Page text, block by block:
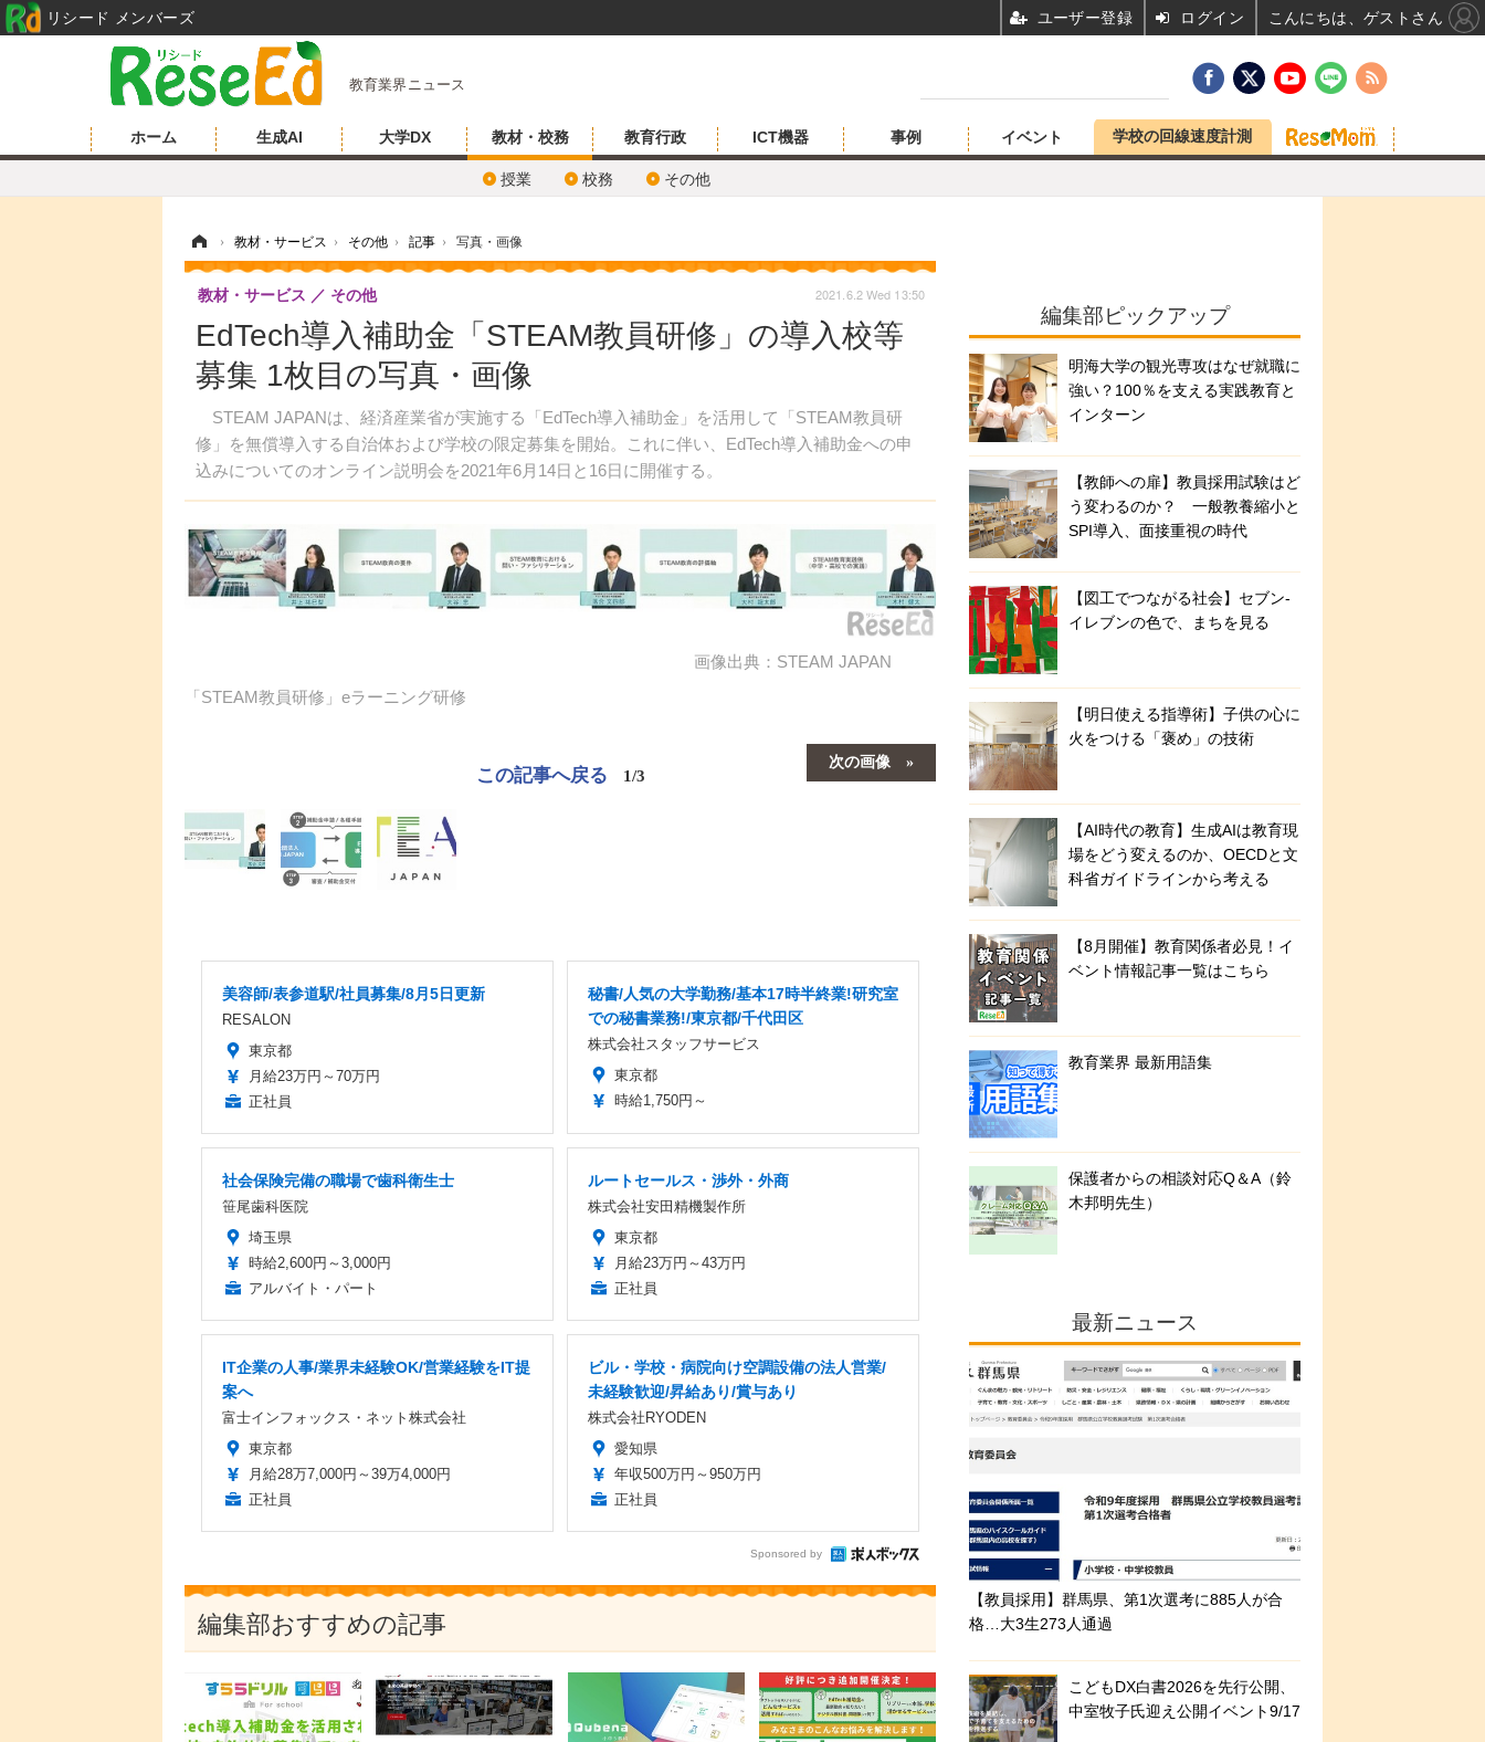
教育業界ニュース
ホーム 生成AI 大学DX 教材・校務
授業 校務 その他
教育行政 ICT機器 事例 イベント 学校の回線速度計測
› 教材・サービス › その他 › 記事 › 写真・画像
EdTech導入補助金「STEAM教員研修」の導入校等
募集 1枚目の写真・画像
STEAM JAPANは、経済産業省が実施する「EdTech導入補助金」を活用して「STEAM教員研
修」を無償導入する自治体および学校の限定募集を開始。これに伴い、EdTech導入補助金への申
込みについてのオンライン説明会を2021年6月14日と16日に開催する。
教材・サービス その他 2021.6.2 Wed 13:50
画像出典：STEAM JAPAN
「STEAM教員研修」eラーニング研修
次の画像
この記事へ戻る 1/3
美容師/表参道駅/社員募集/8月5日更新
RESALON
東京都
月給23万円～70万円
正社員
秘書/人気の大学勤務/基本17時半終業!研究室
での秘書業務!/東京都/千代田区
株式会社スタッフサービス
東京都
時給1,750円～
社会保険完備の職場で歯科衛生士
笹尾歯科医院
埼玉県
時給2,600円～3,000円
アルバイト・パート
ルートセールス・渉外・外商
株式会社安田精機製作所
東京都
月給23万円～43万円
正社員
IT企業の人事/業界未経験OK/営業経験をIT提
案へ
富士インフォックス・ネット株式会社
東京都
月給28万7,000円～39万4,000円
正社員
ビル・学校・病院向け空調設備の法人営業/
未経験歓迎/昇給あり/賞与あり
株式会社RYODEN
愛知県
年収500万円～950万円
正社員
Sponsored by
編集部おすすめの記事
編集部ピックアップ
明海大学の観光専攻はなぜ就職に
強い？100％を支える実践教育と
インターン
【教師への扉】教員採用試験はど
う変わるのか？ 一般教養縮小と
SPI導入、面接重視の時代
【図工でつながる社会】セブン‐
イレブンの色で、まちを見る
【明日使える指導術】子供の心に
火をつける「褒め」の技術
【AI時代の教育】生成AIは教育現
場をどう変えるのか、OECDと文
科省ガイドラインから考える
【8月開催】教育関係者必見！イ
ベント情報記事一覧はこちら
教育業界 最新用語集
保護者からの相談対応Q＆A（鈴
木邦明先生）
最新ニュース
【教員採用】群馬県、第1次選考に885人が合
格…大3生273人通過
こどもDX白書2026を先行公開、
中室牧子氏迎え公開イベント9/17
リシード メンバーズ ユーザー登録 ログイン こんにちは、ゲストさん